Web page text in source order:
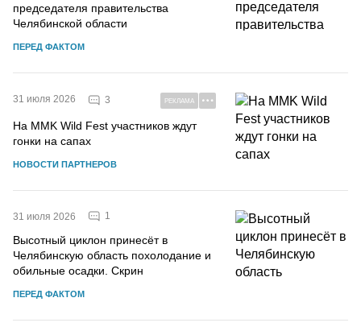
председателя правительства
Челябинской области
ПЕРЕД ФАКТОМ
31 июля 2026 3 РЕКЛАМА
На MMK Wild Fest участников ждут
гонки на сапах
НОВОСТИ ПАРТНЕРОВ
31 июля 2026 1
Высотный циклон принесёт в
Челябинскую область похолодание и
обильные осадки. Скрин
ПЕРЕД ФАКТОМ